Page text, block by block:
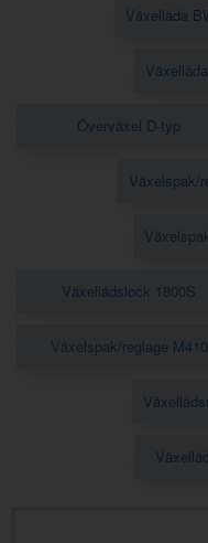
Växellåda
Överväxel D-typ
Växelspak/
Växellådslock 1800S
Växelspak/reglage M410